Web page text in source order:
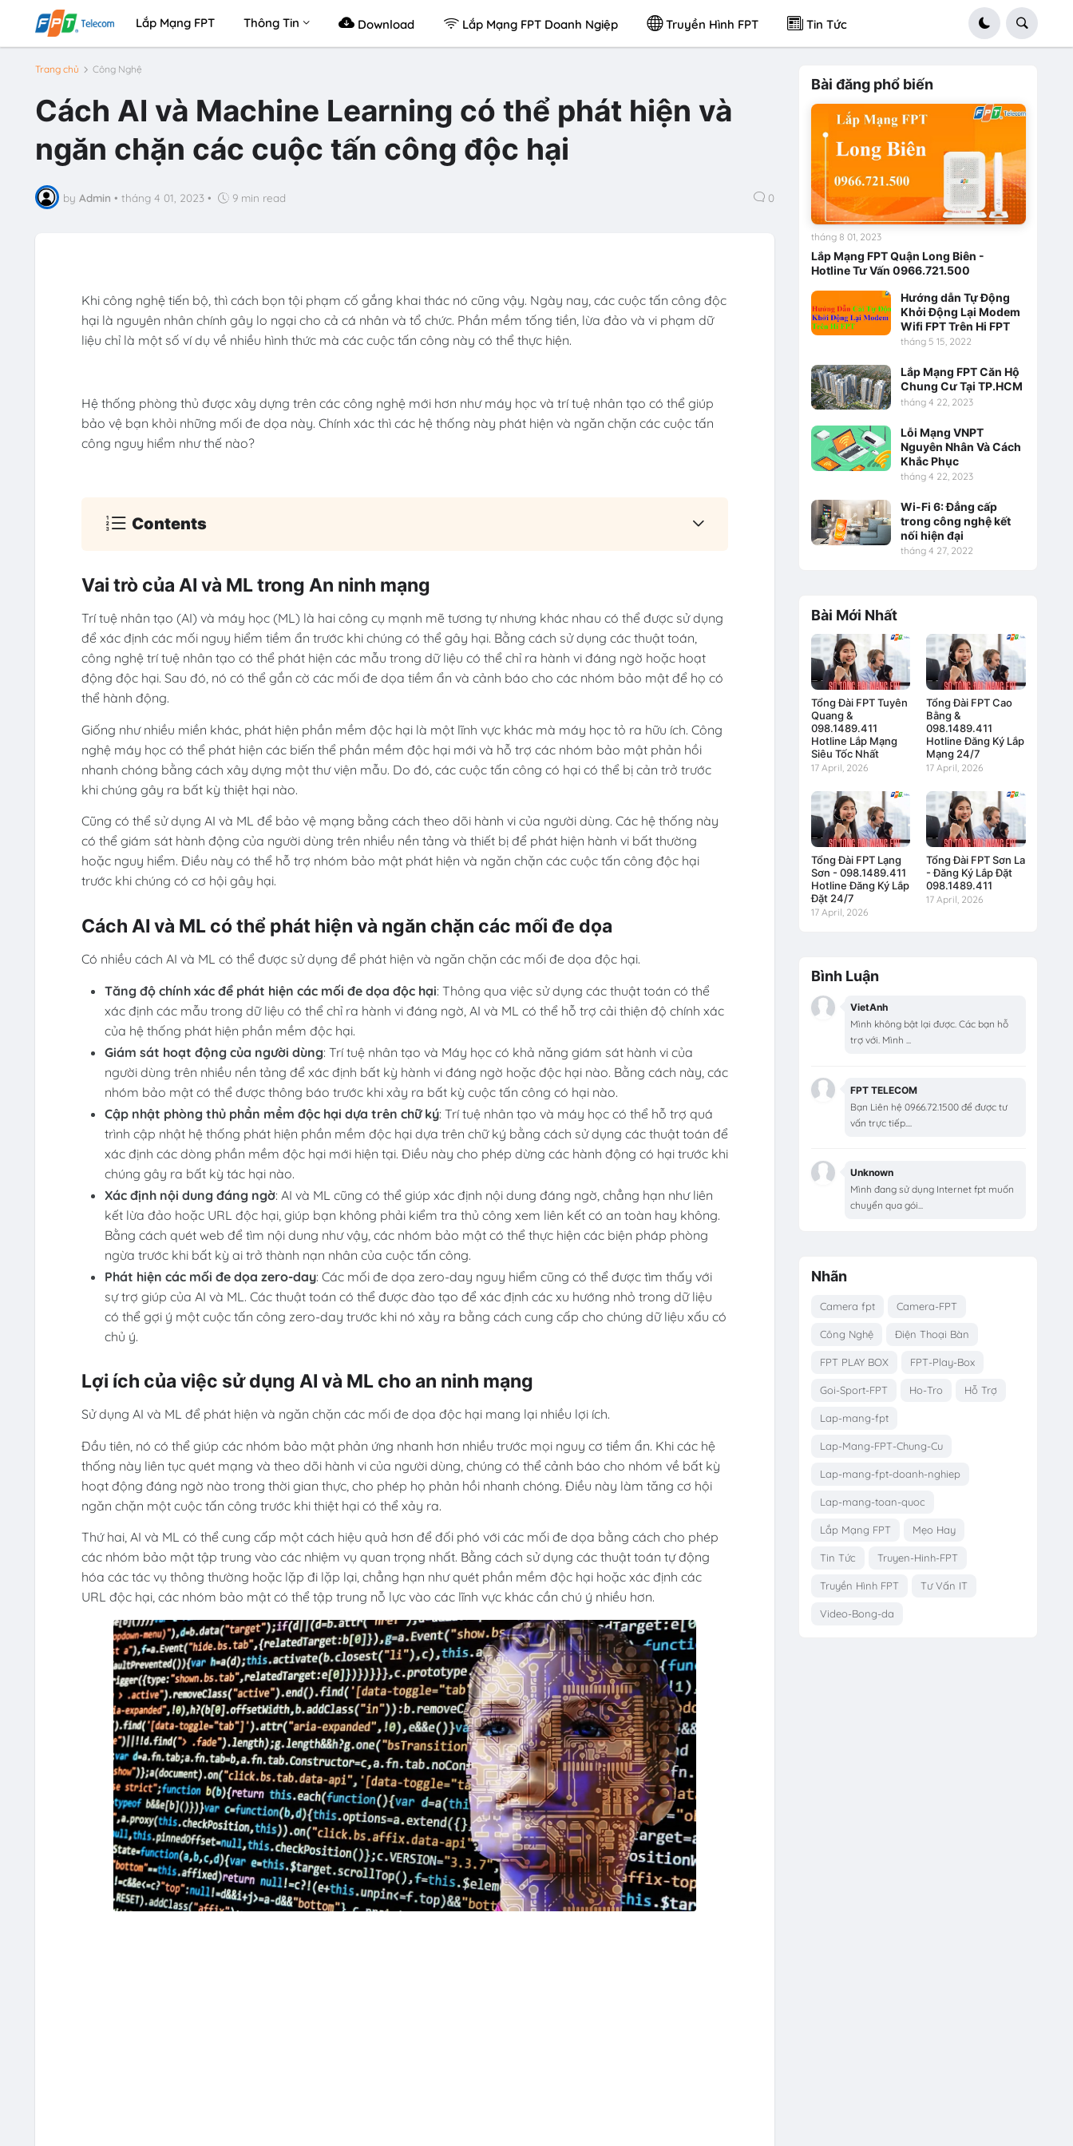
Lắp Mạng FPT Thông Tin Download Lắp Mạng FPT Doanh Ngiệp Truyền Hình FPT Tin Tức
Trang chủ Công Nghệ
Cách AI và Machine Learning có thể phát hiện và
ngăn chặn các cuộc tấn công độc hại
by Admin • tháng 4 01, 2023 • 9 min read 0
Khi công nghệ tiến bộ, thì cách bọn tội phạm cố gắng khai thác nó cũng vậy. Ngày nay, các cuộc tấn công độc
hại là nguyên nhân chính gây lo ngại cho cả cá nhân và tổ chức. Phần mềm tống tiền, lừa đảo và vi phạm dữ
liệu chỉ là một số ví dụ về nhiều hình thức mà các cuộc tấn công này có thể thực hiện.
Hệ thống phòng thủ được xây dựng trên các công nghệ mới hơn như máy học và trí tuệ nhân tạo có thể giúp
bảo vệ bạn khỏi những mối đe dọa này. Chính xác thì các hệ thống này phát hiện và ngăn chặn các cuộc tấn
công nguy hiểm như thế nào?
Contents
Vai trò của AI và ML trong An ninh mạng
Trí tuệ nhân tạo (AI) và máy học (ML) là hai công cụ mạnh mẽ tương tự nhưng khác nhau có thể được sử dụng
để xác định các mối nguy hiểm tiềm ẩn trước khi chúng có thể gây hại. Bằng cách sử dụng các thuật toán,
công nghệ trí tuệ nhân tạo có thể phát hiện các mẫu trong dữ liệu có thể chỉ ra hành vi đáng ngờ hoặc hoạt
động độc hại. Sau đó, nó có thể gắn cờ các mối đe dọa tiềm ẩn và cảnh báo cho các nhóm bảo mật để họ có
thể hành động.
Giống như nhiều miền khác, phát hiện phần mềm độc hại là một lĩnh vực khác mà máy học tỏ ra hữu ích. Công
nghệ máy học có thể phát hiện các biến thể phần mềm độc hại mới và hỗ trợ các nhóm bảo mật phản hồi
nhanh chóng bằng cách xây dựng một thư viện mẫu. Do đó, các cuộc tấn công có hại có thể bị cản trở trước
khi chúng gây ra bất kỳ thiệt hại nào.
Cũng có thể sử dụng AI và ML để bảo vệ mạng bằng cách theo dõi hành vi của người dùng. Các hệ thống này
có thể giám sát hành động của người dùng trên nhiều nền tảng và thiết bị để phát hiện hành vi bất thường
hoặc nguy hiểm. Điều này có thể hỗ trợ nhóm bảo mật phát hiện và ngăn chặn các cuộc tấn công độc hại
trước khi chúng có cơ hội gây hại.
Cách AI và ML có thể phát hiện và ngăn chặn các mối đe dọa
Có nhiều cách AI và ML có thể được sử dụng để phát hiện và ngăn chặn các mối đe dọa độc hại.
Tăng độ chính xác để phát hiện các mối đe dọa độc hại: Thông qua việc sử dụng các thuật toán có thể
xác định các mẫu trong dữ liệu có thể chỉ ra hành vi đáng ngờ, AI và ML có thể hỗ trợ cải thiện độ chính xác
của hệ thống phát hiện phần mềm độc hại.
Giám sát hoạt động của người dùng: Trí tuệ nhân tạo và Máy học có khả năng giám sát hành vi của
người dùng trên nhiều nền tảng để xác định bất kỳ hành vi đáng ngờ hoặc độc hại nào. Bằng cách này, các
nhóm bảo mật có thể được thông báo trước khi xảy ra bất kỳ cuộc tấn công có hại nào.
Cập nhật phòng thủ phần mềm độc hại dựa trên chữ ký: Trí tuệ nhân tạo và máy học có thể hỗ trợ quá
trình cập nhật hệ thống phát hiện phần mềm độc hại dựa trên chữ ký bằng cách sử dụng các thuật toán để
xác định các dòng phần mềm độc hại mới hiện tại. Điều này cho phép dừng các hành động có hại trước khi
chúng gây ra bất kỳ tác hại nào.
Xác định nội dung đáng ngờ: AI và ML cũng có thể giúp xác định nội dung đáng ngờ, chẳng hạn như liên
kết lừa đảo hoặc URL độc hại, giúp bạn không phải kiểm tra thủ công xem liên kết có an toàn hay không.
Bằng cách quét web để tìm nội dung như vậy, các nhóm bảo mật có thể thực hiện các biện pháp phòng
ngừa trước khi bất kỳ ai trở thành nạn nhân của cuộc tấn công.
Phát hiện các mối đe dọa zero-day: Các mối đe dọa zero-day nguy hiểm cũng có thể được tìm thấy với
sự trợ giúp của AI và ML. Các thuật toán có thể được đào tạo để xác định các xu hướng nhỏ trong dữ liệu
có thể gợi ý một cuộc tấn công zero-day trước khi nó xảy ra bằng cách cung cấp cho chúng dữ liệu xấu có
chủ ý.
Lợi ích của việc sử dụng AI và ML cho an ninh mạng
Sử dụng AI và ML để phát hiện và ngăn chặn các mối đe dọa độc hại mang lại nhiều lợi ích.
Đầu tiên, nó có thể giúp các nhóm bảo mật phản ứng nhanh hơn nhiều trước mọi nguy cơ tiềm ẩn. Khi các hệ
thống này liên tục quét mạng và theo dõi hành vi của người dùng, chúng có thể cảnh báo cho nhóm về bất kỳ
hoạt động đáng ngờ nào trong thời gian thực, cho phép họ phản hồi nhanh chóng. Điều này làm tăng cơ hội
ngăn chặn một cuộc tấn công trước khi thiệt hại có thể xảy ra.
Thứ hai, AI và ML có thể cung cấp một cách hiệu quả hơn để đối phó với các mối đe dọa bằng cách cho phép
các nhóm bảo mật tập trung vào các nhiệm vụ quan trọng nhất. Bằng cách sử dụng các thuật toán tự động
hóa các tác vụ thông thường hoặc lặp đi lặp lại, chẳng hạn như quét phần mềm độc hại hoặc xác định các
URL độc hại, các nhóm bảo mật có thể tập trung nỗ lực vào các lĩnh vực khác cần chú ý nhiều hơn.
Bài đăng phổ biến
Lắp Mạng FPT Quận Long Biên -
Hotline Tư Vấn 0966.721.500
tháng 8 01, 2023
Hướng dẫn Tự Động
Khởi Động Lại Modem
Wifi FPT Trên Hi FPT
tháng 5 15, 2022
Lắp Mạng FPT Căn Hộ
Chung Cư Tại TP.HCM
tháng 4 22, 2023
Lỗi Mạng VNPT
Nguyên Nhân Và Cách
Khắc Phục
tháng 4 22, 2023
Wi-Fi 6: Đẳng cấp
trong công nghệ kết
nối hiện đại
tháng 4 27, 2022
Bài Mới Nhất
Tổng Đài FPT Tuyên
Quang &
098.1489.411
Hotline Lắp Mạng
Siêu Tốc Nhất
17 April, 2026
Tổng Đài FPT Cao
Bằng &
098.1489.411
Hotline Đăng Ký Lắp
Mạng 24/7
17 April, 2026
Tổng Đài FPT Lạng
Sơn - 098.1489.411
Hotline Đăng Ký Lắp
Đặt 24/7
17 April, 2026
Tổng Đài FPT Sơn La
- Đăng Ký Lắp Đặt
098.1489.411
17 April, 2026
Bình Luận
VietAnh
Mình không bật lại được. Các bạn hỗ
trợ với. Mình ...
FPT TELECOM
Bạn Liên hệ 0966.72.1500 để được tư
vấn trực tiếp....
Unknown
Mình đang sử dụng Internet fpt muốn
chuyển qua gói...
Nhãn
Camera fpt Camera-FPT
Công Nghệ Điện Thoại Bàn
FPT PLAY BOX FPT-Play-Box
Goi-Sport-FPT Ho-Tro Hỗ Trợ
Lap-mang-fpt
Lap-Mang-FPT-Chung-Cu
Lap-mang-fpt-doanh-nghiep
Lap-mang-toan-quoc
Lắp Mạng FPT Mẹo Hay
Tin Tức Truyen-Hinh-FPT
Truyền Hình FPT Tư Vấn IT
Video-Bong-da